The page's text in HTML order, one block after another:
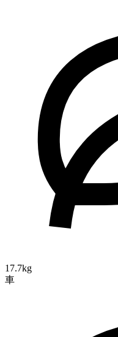
17.7kg
車